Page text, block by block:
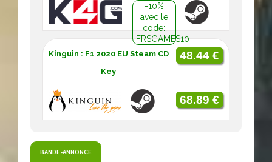
-10%
avec le
code:
FRSGAMES10
48.44 €
Kinguin : F1 2020 EU Steam CD
Key
68.89 €
BANDE-ANNONCE